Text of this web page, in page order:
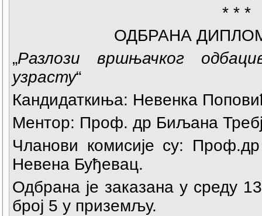
* * *
ОДБРАНА
„Разлози вршњачког
узрасту“
Кандидаткиња: Невенка
Ментор: Проф. др Биљана
Чланови комисије су:
Невена Буђевац.
Одбрана је заказана у среду
број 5 у приземљу.